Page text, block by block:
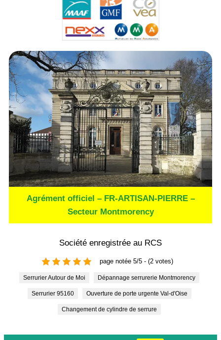
Agrément officiel – FR-ARTISAN-PIERRE –
Secteur Montmorency
Société enregistrée au RCS
page notée 5/5 - (2 votes)
Serrurier Autour de Moi Dépannage serrurerie Montmorency
Serrurier 95160 Ouverture de porte urgente Val-d'Oise
Changement de cylindre de serrure